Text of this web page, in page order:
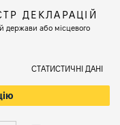
ДЕКЛАРАЦІЙ
держави або місцевого
СТАТИСТИЧНІ ДАНІ